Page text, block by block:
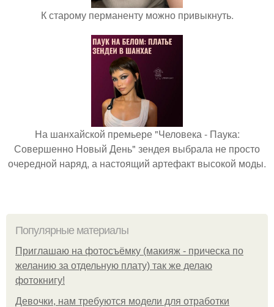
К старому перманенту можно привыкнуть.
На шанхайской премьере "Человека - Паука:
Совершенно Новый День" зендея выбрала не просто
очередной наряд, а настоящий артефакт высокой моды.
Популярные материалы
Приглашаю на фотосъёмку (макияж - прическа по
желанию за отдельную плату) так же делаю
фотокнигу!
Девочки, нам требуются модели для отработки